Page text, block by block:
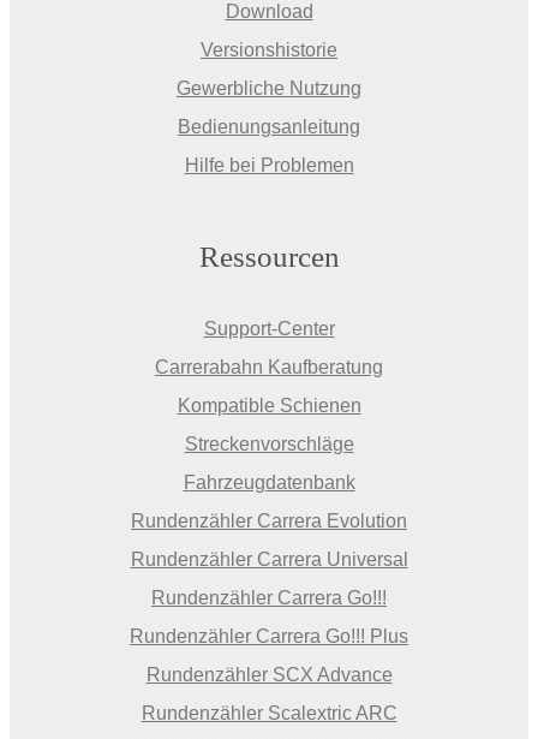
Download
Versionshistorie
Gewerbliche Nutzung
Bedienungsanleitung
Hilfe bei Problemen
Ressourcen
Support-Center
Carrerabahn Kaufberatung
Kompatible Schienen
Streckenvorschläge
Fahrzeugdatenbank
Rundenzähler Carrera Evolution
Rundenzähler Carrera Universal
Rundenzähler Carrera Go!!!
Rundenzähler Carrera Go!!! Plus
Rundenzähler SCX Advance
Rundenzähler Scalextric ARC